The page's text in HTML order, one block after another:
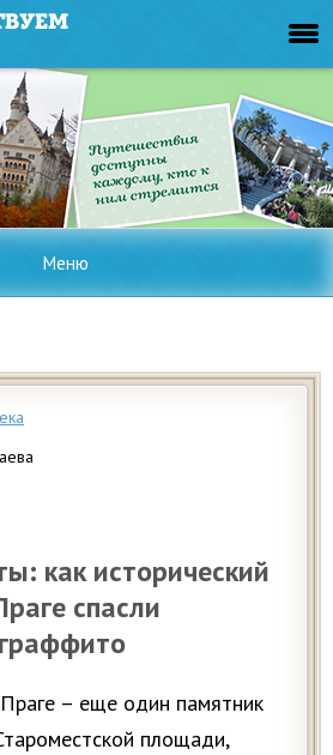
Меню
как исторический
спасли
– еще один памятник
площади,